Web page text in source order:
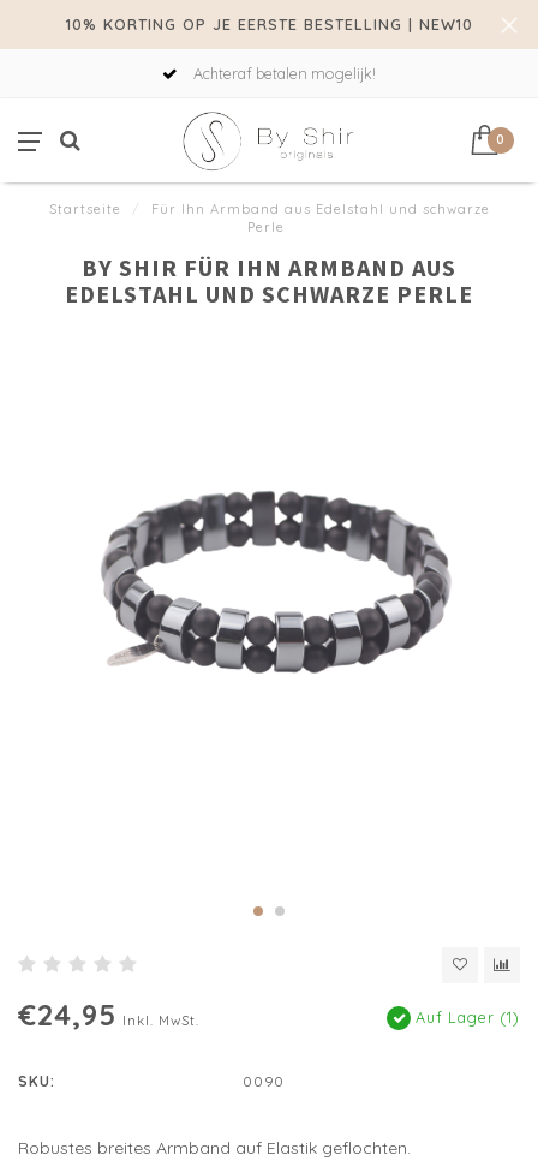
10% KORTING OP JE EERSTE BESTELLING | NEW10
Achteraf betalen mogelijk!
0
Startseite /
Für Ihn Armband aus Edelstahl und schwarze
Perle
BY SHIR FÜR IHN ARMBAND AUS
EDELSTAHL UND SCHWARZE PERLE
€24,95 Inkl. MwSt. Auf Lager (1)
SKU: 0090
Robustes breites Armband auf Elastik geflochten.